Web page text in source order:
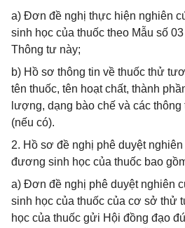
a) Đơn đề nghị thực hiện nghiên
sinh học của thuốc theo Mẫu số
Thông tư này;
b) Hồ sơ thông tin về thuốc thử
tên thuốc, tên hoạt chất, thành
lượng, dạng bào chế và các
(nếu có).
2. Hồ sơ đề nghị phê duyệt
đương sinh học của thuốc bao
a) Đơn đề nghị phê duyệt nghiên
sinh học của thuốc của cơ sở thử
học của thuốc gửi Hội đồng đạo